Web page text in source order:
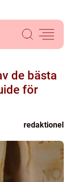
de bästa
för
redaktionel